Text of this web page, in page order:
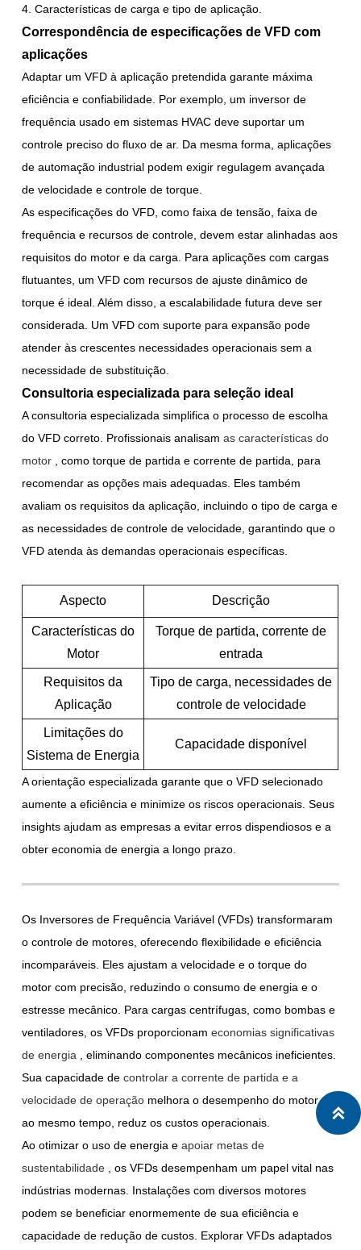
Características de carga e tipo de aplicação.
Correspondência de especificações de VFD com
aplicações
Adaptar um VFD à aplicação pretendida garante máxima
eficiência e confiabilidade. Por exemplo, um inversor de
frequência usado em sistemas HVAC deve suportar um
controle preciso do fluxo de ar. Da mesma forma, aplicações
de automação industrial podem exigir regulagem avançada
de velocidade e controle de torque.
As especificações do VFD, como faixa de tensão, faixa de
frequência e recursos de controle, devem estar alinhadas aos
requisitos do motor e da carga. Para aplicações com cargas
flutuantes, um VFD com recursos de ajuste dinâmico de
torque é ideal. Além disso, a escalabilidade futura deve ser
considerada. Um VFD com suporte para expansão pode
atender às crescentes necessidades operacionais sem a
necessidade de substituição.
Consultoria especializada para seleção ideal
A consultoria especializada simplifica o processo de escolha
do VFD correto. Profissionais analisam as características do
motor
, como torque de partida e corrente de partida, para
recomendar as opções mais adequadas. Eles também
avaliam os requisitos da aplicação, incluindo o tipo de carga e
as necessidades de controle de velocidade, garantindo que o
VFD atenda às demandas operacionais específicas.
Aspecto Descrição
Características do
Motor
Torque de partida, corrente de
entrada
Requisitos da
Aplicação
Tipo de carga, necessidades de
controle de velocidade
Limitações do
Sistema de Energia
Capacidade disponível
A orientação especializada garante que o VFD selecionado
aumente a eficiência e minimize os riscos operacionais. Seus
insights ajudam as empresas a evitar erros dispendiosos e a
obter economia de energia a longo prazo.
Os Inversores de Frequência Variável (VFDs) transformaram
o controle de motores, oferecendo flexibilidade e eficiência
incomparáveis. Eles ajustam a velocidade e o torque do
motor com precisão, reduzindo o consumo de energia e o
estresse mecânico. Para cargas centrífugas, como bombas e
ventiladores, os VFDs proporcionam economias significativas
de energia
, eliminando componentes mecânicos ineficientes.
Sua capacidade de controlar a corrente de partida e a
velocidade de operação melhora o desempenho do motor e,
ao mesmo tempo, reduz os custos operacionais.
Ao otimizar o uso de energia e apoiar metas de
sustentabilidade
, os VFDs desempenham um papel vital nas
indústrias modernas. Instalações com diversos motores
podem se beneficiar enormemente de sua eficiência e
capacidade de redução de custos. Explorar VFDs adaptados
